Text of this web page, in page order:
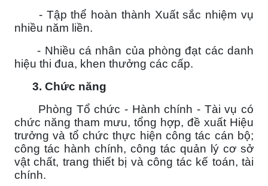
- Tập thể hoàn thành Xuất sắc nhiệm vụ
nhiều năm liền.
- Nhiều cá nhân của phòng đạt các danh
hiệu thi đua, khen thưởng các cấp.
3. Chức năng
Phòng Tổ chức - Hành chính - Tài vụ có
chức năng tham mưu, tổng hợp, đề xuất Hiệu
trưởng và tổ chức thực hiện công tác cán bộ;
công tác hành chính, công tác quản lý cơ sở
vật chất, trang thiết bị và công tác kế toán, tài
chính.